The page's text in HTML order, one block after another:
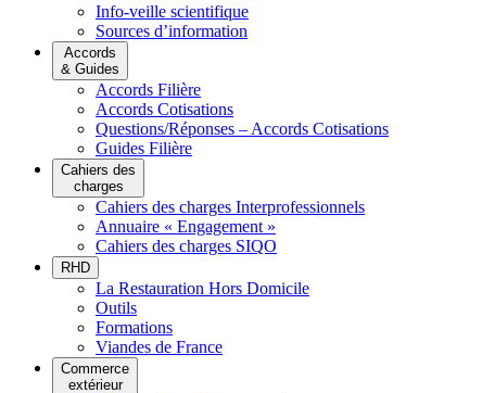
Info-veille scientifique
Sources d’information
Accords
& Guides
Accords Filière
Accords Cotisations
Questions/Réponses – Accords Cotisations
Guides Filière
Cahiers des
charges
Cahiers des charges Interprofessionnels
Annuaire « Engagement »
Cahiers des charges SIQO
RHD
La Restauration Hors Domicile
Outils
Formations
Viandes de France
Commerce
extérieur